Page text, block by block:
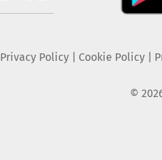
Privacy Policy| Cookie Policy|
©